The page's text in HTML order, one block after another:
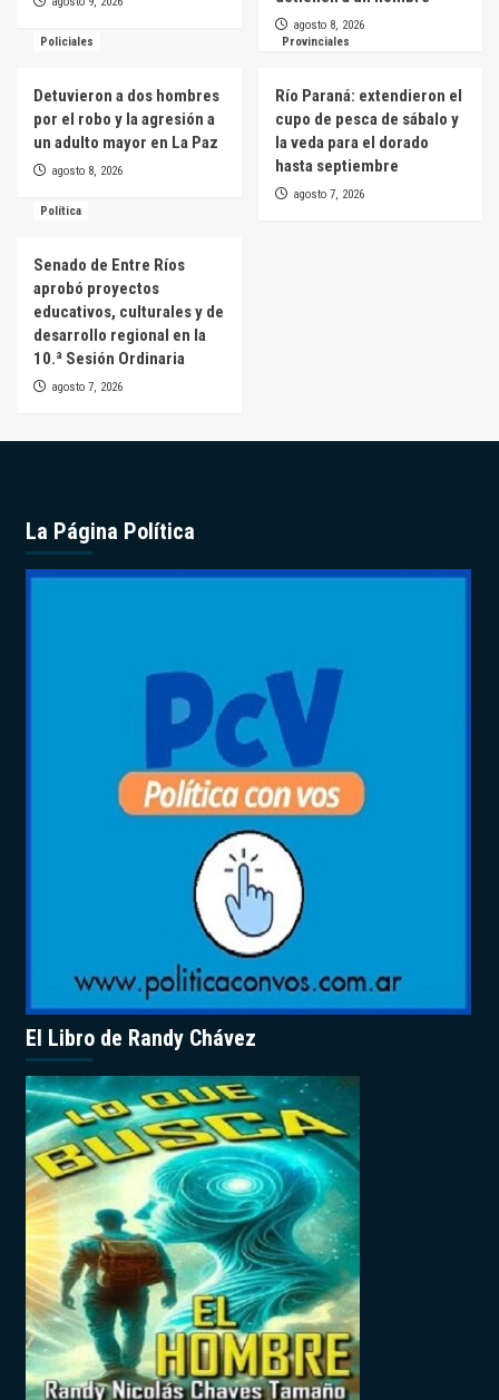
agosto 8, 2026
Policiales
Detuvieron a dos hombres
por el robo y la agresión a
un adulto mayor en La Paz
agosto 8, 2026
Provinciales
Río Paraná: extendieron el
cupo de pesca de sábalo y
la veda para el dorado
hasta septiembre
agosto 7, 2026
Política
Senado de Entre Ríos
aprobó proyectos
educativos, culturales y de
desarrollo regional en la
10.ª Sesión Ordinaria
agosto 7, 2026
La Página Política
El Libro de Randy Chávez